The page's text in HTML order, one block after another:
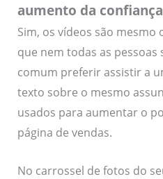
aumento da confiança
Sim, os vídeos são
que nem todas as pessoas
comum preferir assistir a
texto sobre o mesmo
usados para aumentar o
página de vendas.
No carrossel de fotos do